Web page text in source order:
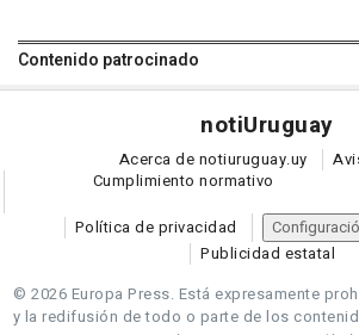
Contenido patrocinado
notiUruguay
Acerca de notiuruguay.uy
Cumplimiento normativo
Política de privacidad
Publicidad estatal
© 2026 Europa Press. Está expresamente
y la redifusión de todo o parte de los